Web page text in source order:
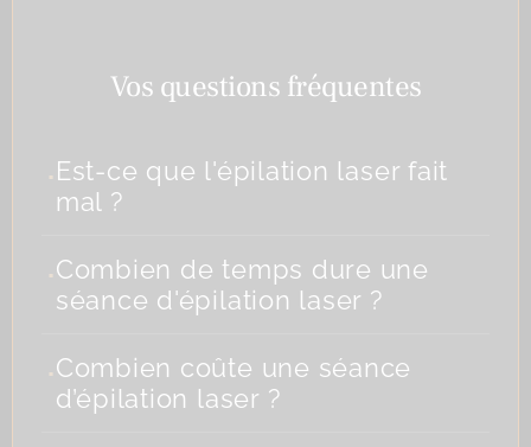
Vos questions fréquentes
. Est-ce que l'épilation laser fait
mal ?
.Combien de temps dure une
séance d'épilation laser ?
.Combien coûte une séance
d’épilation laser ?